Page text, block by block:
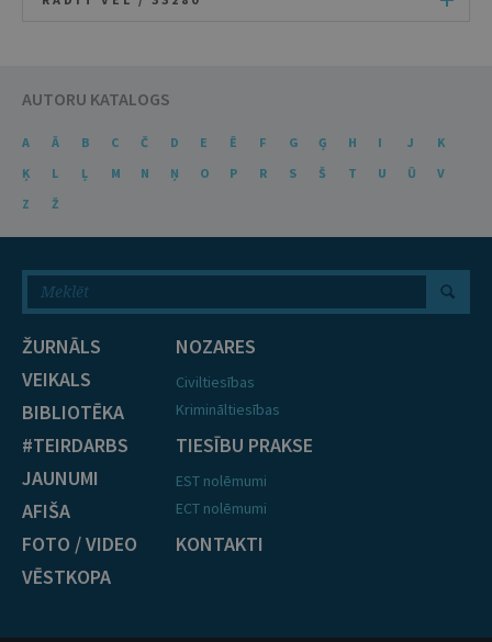
AUTORU KATALOGS
A Ā B C Č D E Ē F G Ģ H I J
K
Ķ
L Ļ M N Ņ O P R S Š T U Ū
V
Z
Ž
ŽURNĀLS
VEIKALS
BIBLIOTĒKA
#TEIRDARBS
JAUNUMI
AFIŠA
FOTO / VIDEO
VĒSTKOPA
NOZARES
Civiltiesības
Krimināltiesības
TIESĪBU PRAKSE
EST nolēmumi
ECT nolēmumi
KONTAKTI